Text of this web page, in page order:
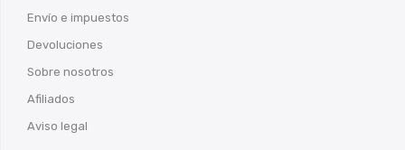
Envío e impuestos
Devoluciones
Sobre nosotros
Afiliados
Aviso legal